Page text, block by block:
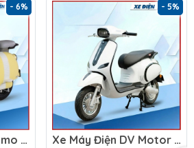
- 6%
Xe Điện Osakar Momo (48V-23Ah)
- 5%
Xe Máy Điện DV Motor Takashi NozaX (60V-23A) 5 Bình